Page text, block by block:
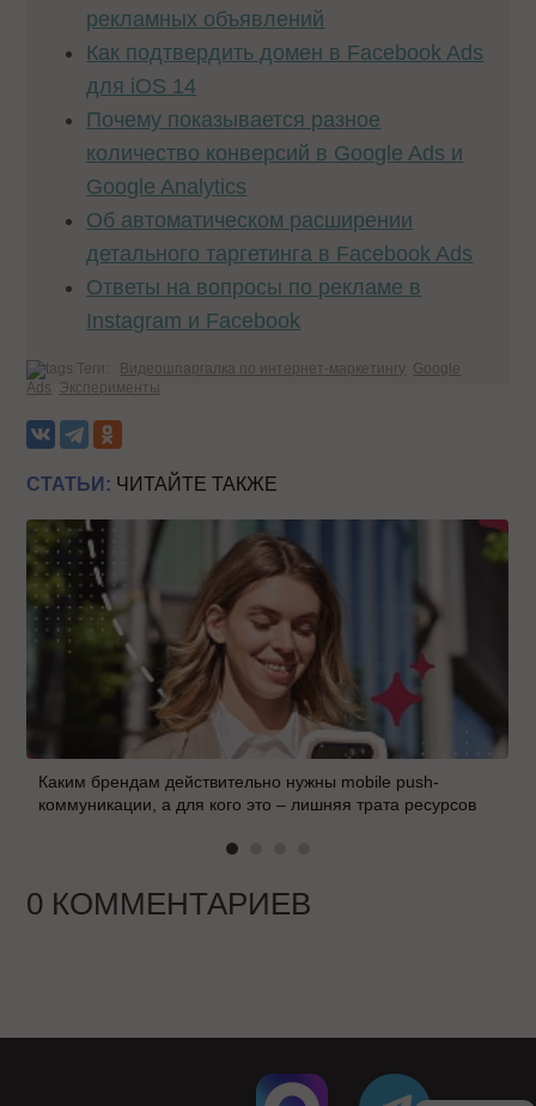
рекламных объявлений
Как подтвердить домен в Facebook Ads
для iOS 14
Почему показывается разное
количество конверсий в Google Ads и
Google Analytics
Об автоматическом расширении
детального таргетинга в Facebook Ads
Ответы на вопросы по рекламе в
Instagram и Facebook
Теги: Видеошпаргалка по интернет-маркетингу Google
Ads
Эксперименты
СТАТЬИ: ЧИТАЙТЕ ТАКЖЕ
Каким брендам действительно нужны mobile push-
коммуникации, а для кого это – лишняя трата ресурсов
0 КОММЕНТАРИЕВ